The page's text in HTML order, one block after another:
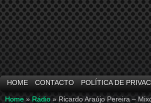
HOME CONTACTO POLÍTICA DE
Home » Rádio » Ricardo Araújo Pereira –